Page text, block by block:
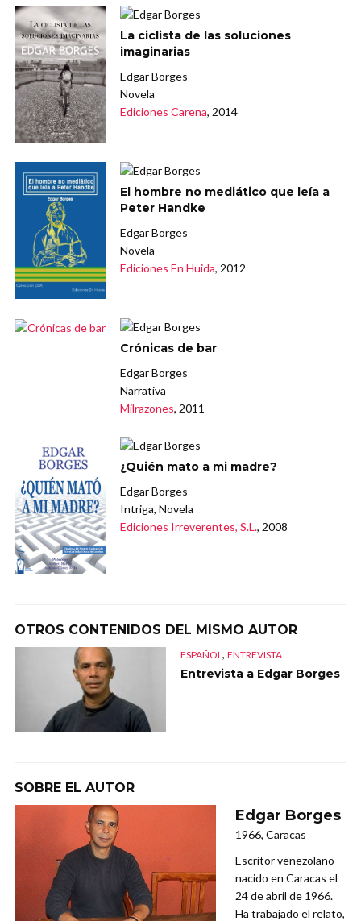
La ciclista de las soluciones
imaginarias
Edgar Borges
Novela
Ediciones Carena, 2014
El hombre no mediático que leía a
Peter Handke
Edgar Borges
Novela
Ediciones En Huida, 2012
Crónicas de bar
Edgar Borges
Narrativa
Milrazones, 2011
¿Quién mato a mi madre?
Edgar Borges
Intriga, Novela
Ediciones Irreverentes, S.L., 2008
OTROS CONTENIDOS DEL MISMO AUTOR
ESPAÑOL, ENTREVISTA
Entrevista a Edgar Borges
SOBRE EL AUTOR
Edgar Borges
1966, Caracas
Escritor venezolano
nacido en Caracas el
24 de abril de 1966.
Ha trabajado el relato,